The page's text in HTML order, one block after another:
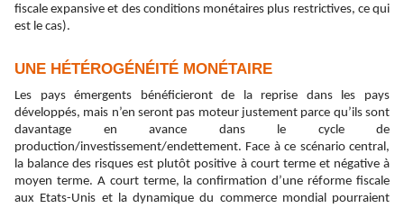
fiscale expansive et des conditions monétaires plus restrictives, ce qui
est le cas).
UNE HÉTÉROGÉNÉITÉ MONÉTAIRE
Les pays émergents bénéficieront de la reprise dans les pays
développés, mais n’en seront pas moteur justement parce qu’ils sont
davantage en avance dans le cycle de
production/investissement/endettement. Face à ce scénario central,
la balance des risques est plutôt positive à court terme et négative à
moyen terme. A court terme, la confirmation d’une réforme fiscale
aux Etats-Unis et la dynamique du commerce mondial pourraient